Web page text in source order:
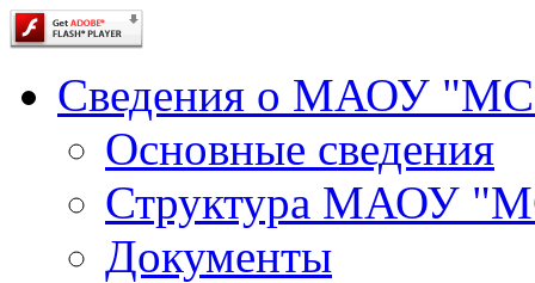
Сведения о МАОУ
Основные сведения
Структура МАОУ
Документы